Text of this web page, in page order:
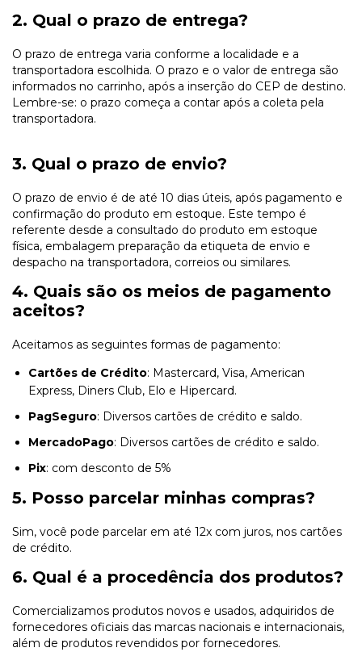
2. Qual o prazo de entrega?
O prazo de entrega varia conforme a localidade e a
transportadora escolhida. O prazo e o valor de entrega são
informados no carrinho, após a inserção do CEP de destino.
Lembre-se: o prazo começa a contar após a coleta pela
transportadora.
3. Qual o prazo de envio?
O prazo de envio é de até 10 dias úteis, após pagamento e
confirmação do produto em estoque. Este tempo é
referente desde a consultado do produto em estoque
física, embalagem preparação da etiqueta de envio e
despacho na transportadora, correios ou similares.
4. Quais são os meios de pagamento
aceitos?
Aceitamos as seguintes formas de pagamento:
Cartões de Crédito: Mastercard, Visa, American
Express, Diners Club, Elo e Hipercard.
PagSeguro: Diversos cartões de crédito e saldo.
MercadoPago: Diversos cartões de crédito e saldo.
Pix: com desconto de 5%
5. Posso parcelar minhas compras?
Sim, você pode parcelar em até 12x com juros, nos cartões
de crédito.
6. Qual é a procedência dos produtos?
Comercializamos produtos novos e usados, adquiridos de
fornecedores oficiais das marcas nacionais e internacionais,
além de produtos revendidos por fornecedores.